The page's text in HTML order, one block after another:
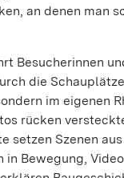
an denen man
Besucherinnen
die
im eigenen
rücken
setzen Szenen
in Bewegung,